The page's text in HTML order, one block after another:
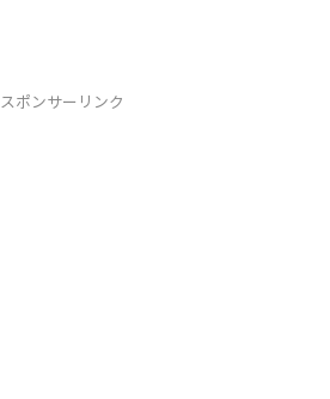
スポンサーリンク